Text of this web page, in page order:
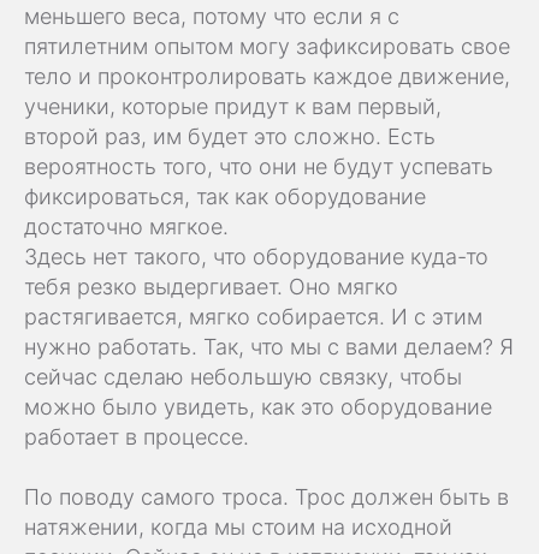
меньшего веса, потому что если я с
пятилетним опытом могу зафиксировать свое
тело и проконтролировать каждое движение,
ученики, которые придут к вам первый,
второй раз, им будет это сложно. Есть
вероятность того, что они не будут успевать
фиксироваться, так как оборудование
достаточно мягкое.
Здесь нет такого, что оборудование куда-то
тебя резко выдергивает. Оно мягко
растягивается, мягко собирается. И с этим
нужно работать. Так, что мы с вами делаем? Я
сейчас сделаю небольшую связку, чтобы
можно было увидеть, как это оборудование
работает в процессе.
По поводу самого троса. Трос должен быть в
натяжении, когда мы стоим на исходной